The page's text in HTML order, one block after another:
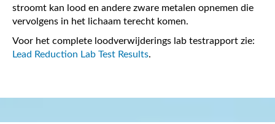
stroomt kan lood en andere zware metalen opnemen die
vervolgens in het lichaam terecht komen.
Voor het complete loodverwijderings lab testrapport zie:
Lead Reduction Lab Test Results.